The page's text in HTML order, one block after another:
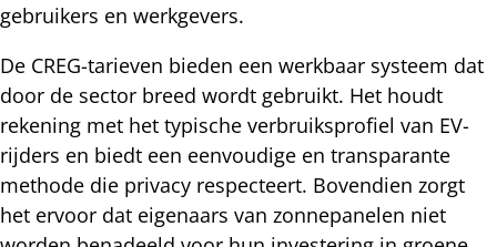
gebruikers en werkgevers.
De CREG-tarieven bieden een werkbaar systeem dat
door de sector breed wordt gebruikt. Het houdt
rekening met het typische verbruiksprofiel van EV-
rijders en biedt een eenvoudige en transparante
methode die privacy respecteert. Bovendien zorgt
het ervoor dat eigenaars van zonnepanelen niet